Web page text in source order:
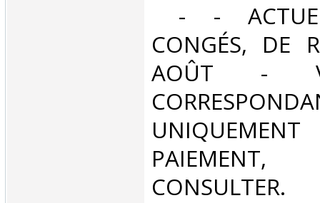
- -
CONGÉS, DE
AOÛT -
CONSULTER.‎